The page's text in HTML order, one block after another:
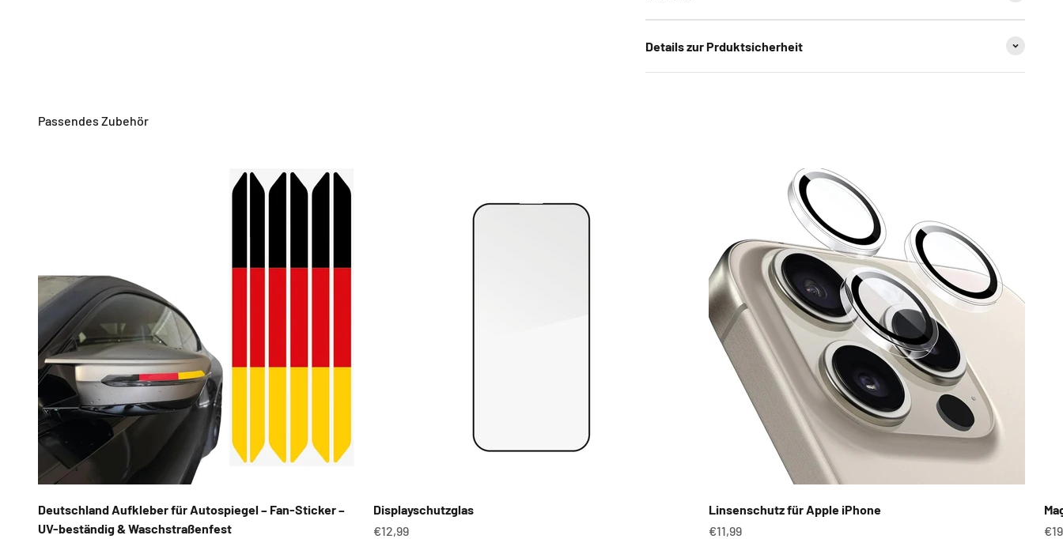
Details zur Prduktsicherheit
Passendes Zubehör
Deutschland Aufkleber für Autospiegel – Fan-Sticker –
UV-beständig & Waschstraßenfest
Displayschutzglas
Angebot
€12,99
Linsenschutz für Apple iPhone
Angebot
€11,99